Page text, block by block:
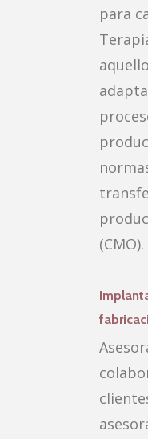
para
(CMO).